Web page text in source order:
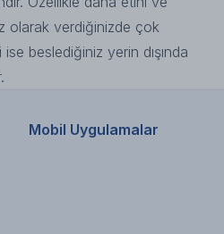
olarak verdiğinizde çok
beslediğiniz yerin dışında
Mobil Uygulamalar